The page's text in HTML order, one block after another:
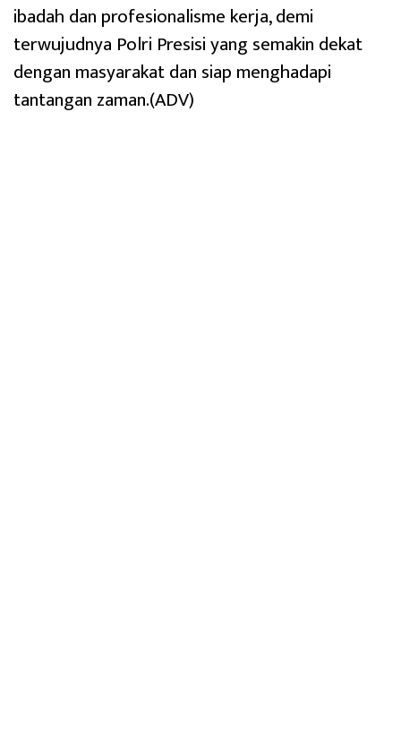
ibadah dan profesionalisme kerja, demi
terwujudnya Polri Presisi yang semakin dekat
dengan masyarakat dan siap menghadapi
tantangan zaman.(ADV)